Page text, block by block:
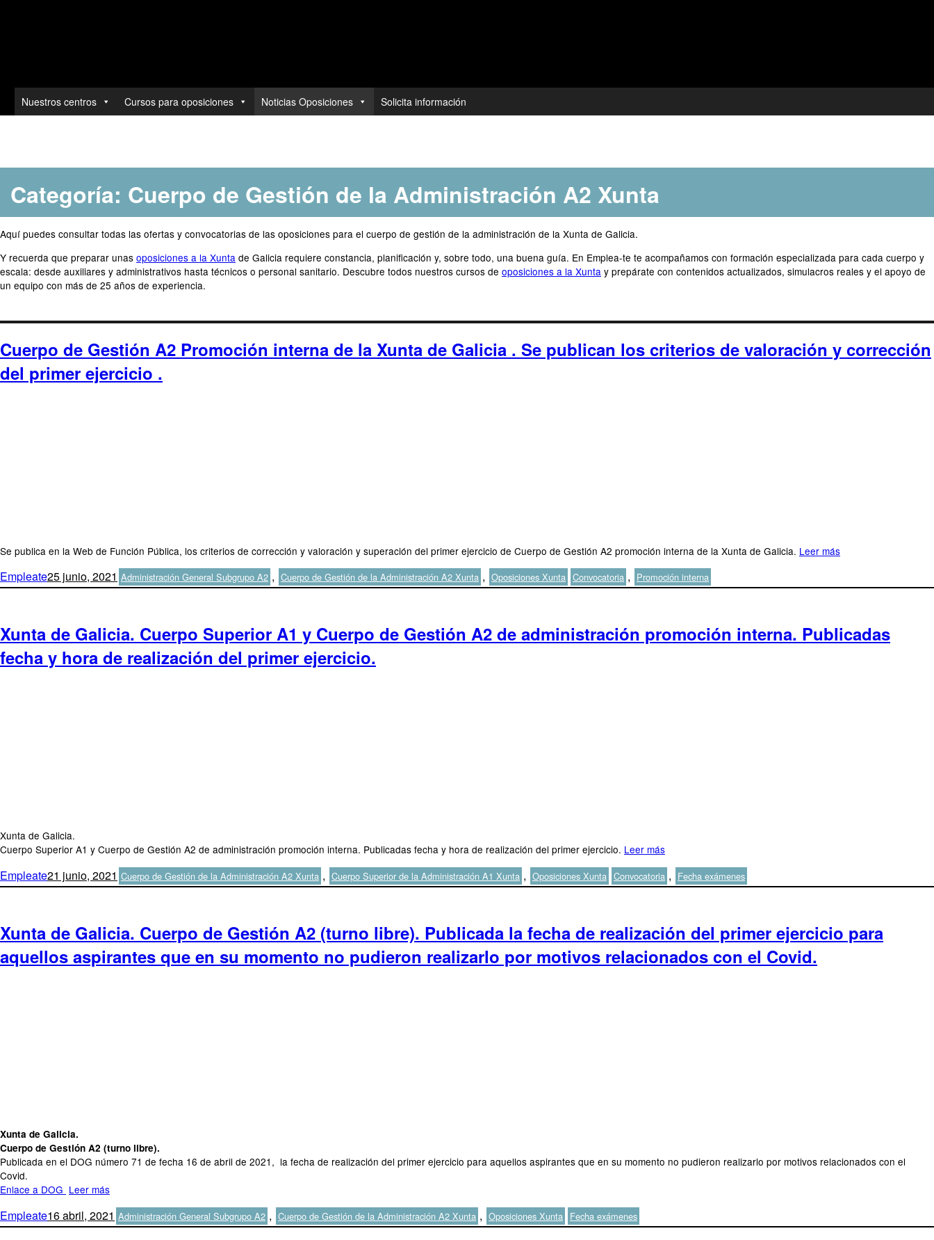
contenido
Nuestros centros Cursos para oposiciones Noticias Oposiciones Solicita información
Categoría: Cuerpo de Gestión de la Administración A2 Xunta
Aquí puedes consultar todas las ofertas y convocatorias de las oposiciones para el cuerpo de gestión de la administración de la Xunta de Galicia.
Y recuerda que preparar unas oposiciones a la Xunta de Galicia requiere constancia, planificación y, sobre todo, una buena guía. En Emplea-te te acompañamos con formación especializada para cada cuerpo y
escala: desde auxiliares y administrativos hasta técnicos o personal sanitario. Descubre todos nuestros cursos de oposiciones a la Xunta y prepárate con contenidos actualizados, simulacros reales y el apoyo de
un equipo con más de 25 años de experiencia.
Cuerpo de Gestión A2 Promoción interna de la Xunta de Galicia . Se publican los criterios de valoración y corrección
del primer ejercicio .
Se publica en la Web de Función Pública, los criterios de corrección y valoración y superación del primer ejercicio de Cuerpo de Gestión A2 promoción interna de la Xunta de Galicia. Leer más
Autor
EmpleatePublicado
el
25 junio, 2021 Categorías
Administración General Subgrupo A2 , Cuerpo de Gestión de la Administración A2 Xunta , Oposiciones Xunta Etiquetas
Convocatoria , Promoción interna
Xunta de Galicia. Cuerpo Superior A1 y Cuerpo de Gestión A2 de administración promoción interna. Publicadas
fecha y hora de realización del primer ejercicio.
Xunta de Galicia.
Cuerpo Superior A1 y Cuerpo de Gestión A2 de administración promoción interna. Publicadas fecha y hora de realización del primer ejercicio. Leer más
Autor
EmpleatePublicado
el
21 junio, 2021 Categorías
Cuerpo de Gestión de la Administración A2 Xunta , Cuerpo Superior de la Administración A1 Xunta , Oposiciones Xunta Etiquetas
Convocatoria , Fecha exámenes
Xunta de Galicia. Cuerpo de Gestión A2 (turno libre). Publicada la fecha de realización del primer ejercicio para
aquellos aspirantes que en su momento no pudieron realizarlo por motivos relacionados con el Covid.
Xunta de Galicia.
Cuerpo de Gestión A2 (turno libre).
Publicada en el DOG número 71 de fecha 16 de abril de 2021, la fecha de realización del primer ejercicio para aquellos aspirantes que en su momento no pudieron realizarlo por motivos relacionados con el
Covid.
Enlace a DOG Leer más
Autor
EmpleatePublicado
el
16 abril, 2021 Categorías
Administración General Subgrupo A2 , Cuerpo de Gestión de la Administración A2 Xunta , Oposiciones Xunta Etiquetas
Fecha exámenes